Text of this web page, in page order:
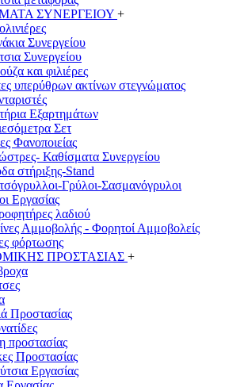
ΣΥΝΕΡΓΕΙΟΥ +
Συνεργείου
Συνεργείου
και φιλιέρες
υπερύθρων ακτίνων στεγνώματος
Εξαρτημάτων
Σετ
Φανοποιείας
Καθίσματα Συνεργείου
στήριξης-Stand
Γρύλοι-Σασμανόγρυλοι
Εργασίας
λαδιού
Αμμοβολής - Φορητοί Αμμοβολείς
φόρτωσης
ΠΡΟΣΤΑΣΙΑΣ +
Προστασίας
προστασίας
Προστασίας
Εργασίας